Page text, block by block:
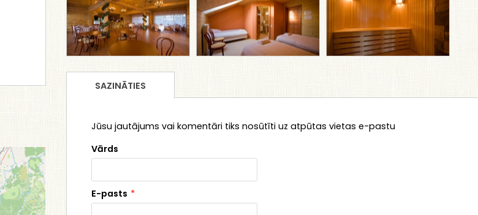
SAZINĀTIES
Jūsu jautājums vai komentāri tiks nosūtīti uz atpūtas vietas e-pastu
Vārds
E-pasts *